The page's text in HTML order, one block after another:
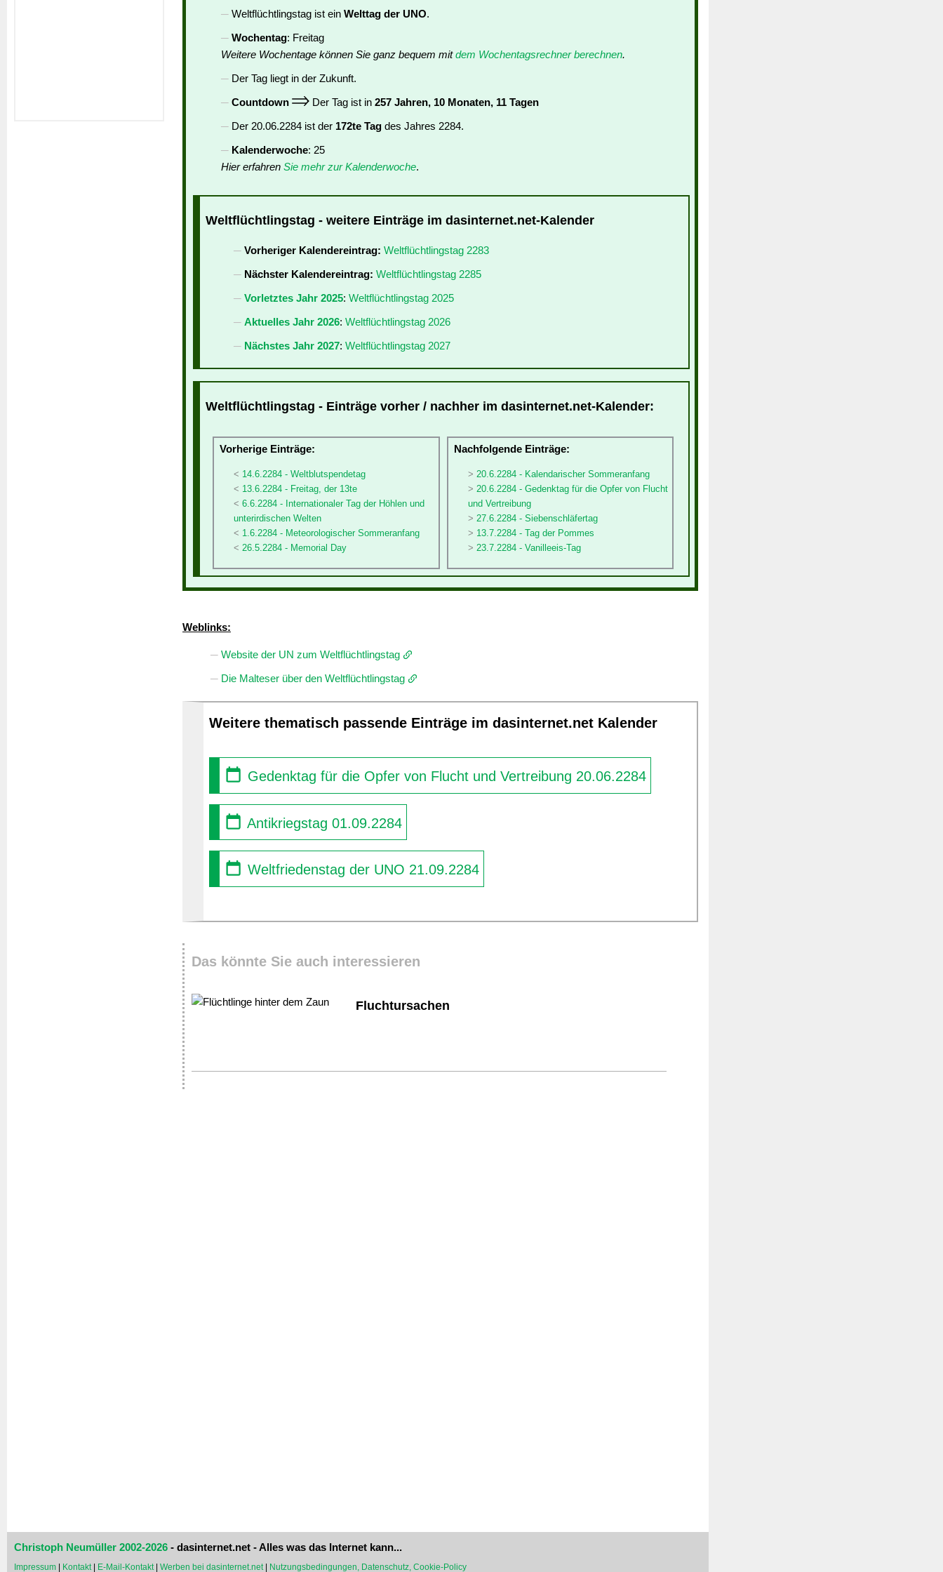
Weltflüchtlingstag ist ein Welttag der UNO.
Wochentag: Freitag
Weitere Wochentage können Sie ganz bequem mitdem Wochentagsrechner berechnen.
Der Tag liegt in der Zukunft.
Countdown
Der Tag ist in 257 Jahren, 10 Monaten, 11 Tagen
Der 20.06.2284 ist der 172te Tag des Jahres 2284.
Kalenderwoche: 25
Hier erfahren Sie mehr zur Kalenderwoche.
Weltflüchtlingstag - weitere Einträge im dasinternet.net-Kalender
Vorheriger Kalendereintrag: Weltflüchtlingstag 2283
Nächster Kalendereintrag: Weltflüchtlingstag 2285
Vorletztes Jahr 2025: Weltflüchtlingstag 2025
Aktuelles Jahr 2026: Weltflüchtlingstag 2026
Nächstes Jahr 2027: Weltflüchtlingstag 2027
Weltflüchtlingstag - Einträge vorher / nachher im dasinternet.net-Kalender:
Vorherige Einträge:
14.6.2284 - Weltblutspendetag
13.6.2284 - Freitag, der 13te
6.6.2284 - Internationaler Tag der Höhlen und
unterirdischen Welten
1.6.2284 - Meteorologischer Sommeranfang
26.5.2284 - Memorial Day
Nachfolgende Einträge:
20.6.2284 - Kalendarischer Sommeranfang
20.6.2284 - Gedenktag für die Opfer von Flucht
und Vertreibung
27.6.2284 - Siebenschläfertag
13.7.2284 - Tag der Pommes
23.7.2284 - Vanilleeis-Tag
Weblinks:
Website der UN zum Weltflüchtlingstag
Die Malteser über den Weltflüchtlingstag
Weitere thematisch passende Einträge im dasinternet.net Kalender
Gedenktag für die Opfer von Flucht und Vertreibung 20.06.2284
Antikriegstag 01.09.2284
Weltfriedenstag der UNO 21.09.2284
Das könnte Sie auch interessieren
Fluchtursachen
Christoph Neumüller 2002-2026 - dasinternet.net - Alles was das Internet kann...
Impressum | Kontakt| E-Mail-Kontakt| Werben bei dasinternet.net| Nutzungsbedingungen, Datenschutz, Cookie-Policy